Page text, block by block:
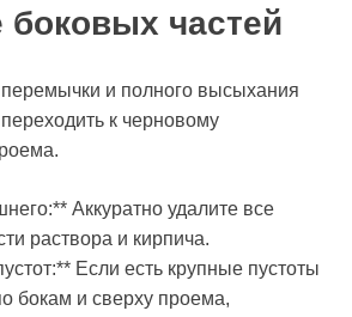
боковых частей
и полного высыхания
к черновому
Аккуратно удалите все
раствора и кирпича.
Если есть крупные пустоты
бокам и сверху проема,